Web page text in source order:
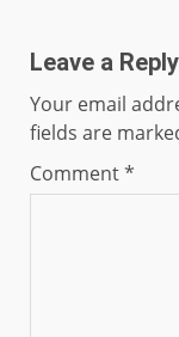
Leave a Reply
Your email
fields are
Comment*